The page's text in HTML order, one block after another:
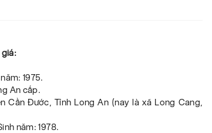
1975.
An cấp.
Cần Đước, Tỉnh Long An (nay là xã Long Cang,
năm: 1978.